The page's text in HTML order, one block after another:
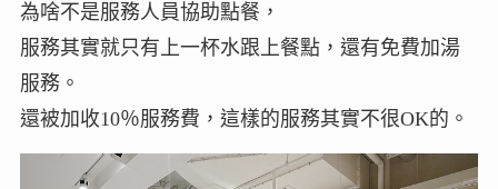
為啥不是服務人員協助點餐，
服務其實就只有上一杯水跟上餐點，還有免費加湯
服務。
還被加收10％服務費，這樣的服務其實不很OK的。